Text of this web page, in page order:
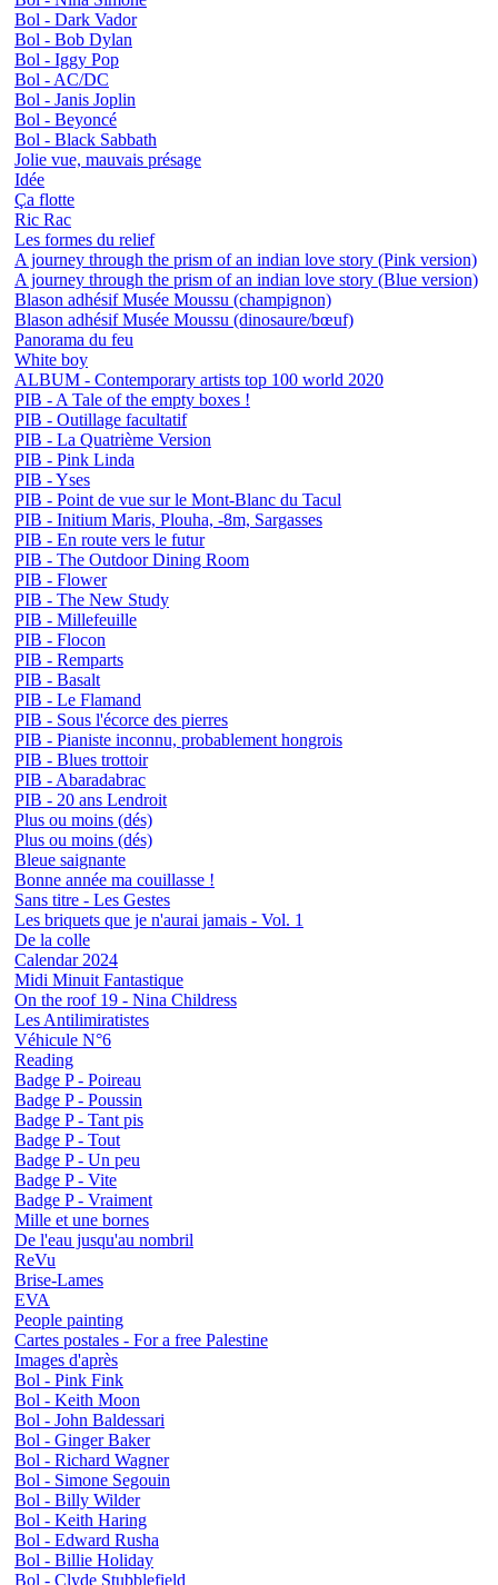
Bol - Dark Vador
Bol - Bob Dylan
Bol - Iggy Pop
Bol - AC/DC
Bol - Janis Joplin
Bol - Beyoncé
Bol - Black Sabbath
Jolie vue, mauvais présage
Idée
Ça flotte
Ric Rac
Les formes du relief
A journey through the prism of an indian love story (Pink version)
A journey through the prism of an indian love story (Blue version)
Blason adhésif Musée Moussu (champignon)
Blason adhésif Musée Moussu (dinosaure/bœuf)
Panorama du feu
White boy
ALBUM - Contemporary artists top 100 world 2020
PIB - A Tale of the empty boxes !
PIB - Outillage facultatif
PIB - La Quatrième Version
PIB - Pink Linda
PIB - Yses
PIB - Point de vue sur le Mont-Blanc du Tacul
PIB - Initium Maris, Plouha, -8m, Sargasses
PIB - En route vers le futur
PIB - The Outdoor Dining Room
PIB - Flower
PIB - The New Study
PIB - Millefeuille
PIB - Flocon
PIB - Remparts
PIB - Basalt
PIB - Le Flamand
PIB - Sous l'écorce des pierres
PIB - Pianiste inconnu, probablement hongrois
PIB - Blues trottoir
PIB - Abaradabrac
PIB - 20 ans Lendroit
Plus ou moins (dés)
Plus ou moins (dés)
Bleue saignante
Bonne année ma couillasse !
Sans titre - Les Gestes
Les briquets que je n'aurai jamais - Vol. 1
De la colle
Calendar 2024
Midi Minuit Fantastique
On the roof 19 - Nina Childress
Les Antilimiratistes
Véhicule N°6
Reading
Badge P - Poireau
Badge P - Poussin
Badge P - Tant pis
Badge P - Tout
Badge P - Un peu
Badge P - Vite
Badge P - Vraiment
Mille et une bornes
De l'eau jusqu'au nombril
ReVu
Brise-Lames
EVA
People painting
Cartes postales - For a free Palestine
Images d'après
Bol - Pink Fink
Bol - Keith Moon
Bol - John Baldessari
Bol - Ginger Baker
Bol - Richard Wagner
Bol - Simone Segouin
Bol - Billy Wilder
Bol - Keith Haring
Bol - Edward Rusha
Bol - Billie Holiday
Bol - Clyde Stubblefield